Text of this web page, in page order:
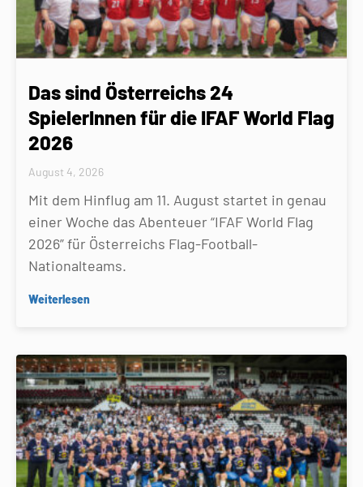
Das sind Österreichs 24
SpielerInnen für die IFAF World Flag
2026
August 4, 2026
Mit dem Hinflug am 11. August startet in genau
einer Woche das Abenteuer “IFAF World Flag
2026” für Österreichs Flag-Football-
Nationalteams.
Weiterlesen